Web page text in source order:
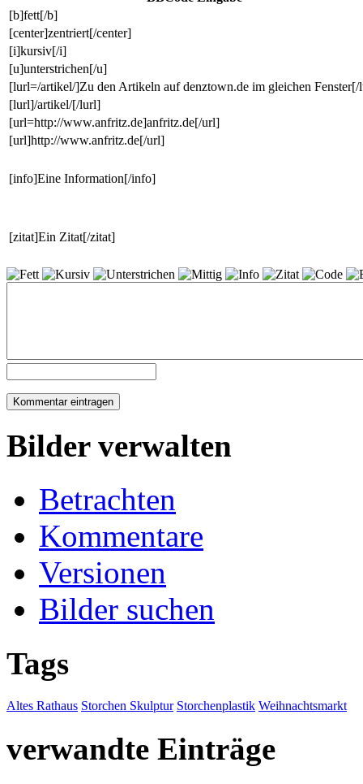
[b]fett[/b]
[center]zentriert[/center]
[i]kursiv[/i]
[u]unterstrichen[/u]
[lurl=/artikel/]Zu den Artikeln auf denztown.de im gleichen
[lurl]/artikel/[/lurl]
[url=http://www.anfritz.de]anfritz.de[/url]
[url]http://www.anfritz.de[/url]
[info]Eine Information[/info]
[zitat]Ein Zitat[/zitat]
Bilder verwalten
Betrachten
Kommentare
Versionen
Bilder suchen
Tags
Altes Rathaus Storchen Skulptur Storchenplastik Weihnachtsmarkt
verwandte Einträge